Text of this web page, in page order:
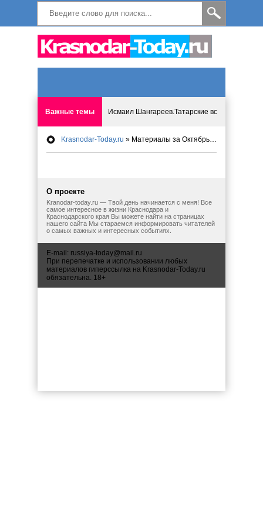
Важные темы Исмаил Шангареев.Татарские встречи на
Программа «Мир без слёз» впервые в Анапе:
Исмагил Шангареев. В поисках внутренней
В Краснодаре отменяют «СНИЛС», что будет
Krasnodar-Today.ru » Материалы за Октябрь 2021 года
О проекте
Kranodar-today.ru — Твой день начинается с меня! Все
самое интересное в жизни Краснодара и
Краснодарского края Вы можете найти на страницах
нашего сайта Мы стараемся информировать читателей
о самых важных и интересных событиях.
E-mail: russiya-today@mail.ru
При перепечатке и использовании любых
материалов гиперссылка на Krasnodar-Today.ru
обязательна. 18+